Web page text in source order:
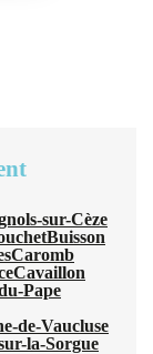
sur-Cèze
Buisson
Caromb
Cavaillon
Pape
de-Vaucluse
la-Sorgue